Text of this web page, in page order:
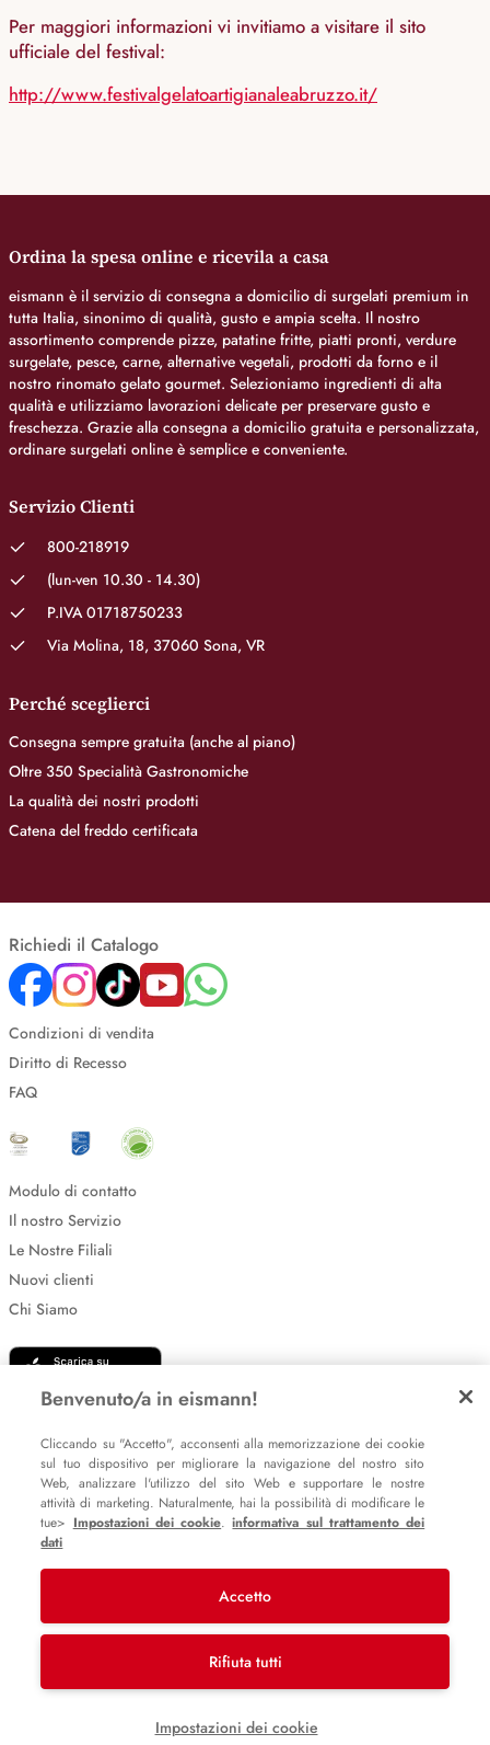
Per maggiori informazioni vi invitiamo a visitare il sito
ufficiale del festival:
http://www.festivalgelatoartigianaleabruzzo.it/
Ordina la spesa online e ricevila a casa
eismann è il servizio di consegna a domicilio di surgelati premium in
tutta Italia, sinonimo di qualità, gusto e ampia scelta. Il nostro
assortimento comprende pizze, patatine fritte, piatti pronti, verdure
surgelate, pesce, carne, alternative vegetali, prodotti da forno e il
nostro rinomato gelato gourmet. Selezioniamo ingredienti di alta
qualità e utilizziamo lavorazioni delicate per preservare gusto e
freschezza. Grazie alla consegna a domicilio gratuita e personalizzata,
ordinare surgelati online è semplice e conveniente.
Servizio Clienti
800-218919
(lun-ven 10.30 - 14.30)
P.IVA 01718750233
Via Molina, 18, 37060 Sona, VR
Perché sceglierci
Consegna sempre gratuita (anche al piano)
Oltre 350 Specialità Gastronomiche
La qualità dei nostri prodotti
Catena del freddo certificata
Richiedi il Catalogo
Condizioni di vendita
Diritto di Recesso
FAQ
Modulo di contatto
Il nostro Servizio
Le Nostre Filiali
Nuovi clienti
Chi Siamo
Impostazione dei cookie
Informative sulla privacy
© 2007 – 2026 eismann s.r.l.
Benvenuto/a in eismann!
Cliccando su "Accetto", acconsenti alla memorizzazione dei cookie
sul tuo dispositivo per migliorare la navigazione del nostro sito
Web, analizzare l'utilizzo del sito Web e supportare le nostre
attività di marketing. Naturalmente, hai la possibilità di modificare le
tue> Impostazioni dei cookie.informativa sul trattamento dei
dati
Accetto
Rifiuta tutti
Impostazioni dei cookie